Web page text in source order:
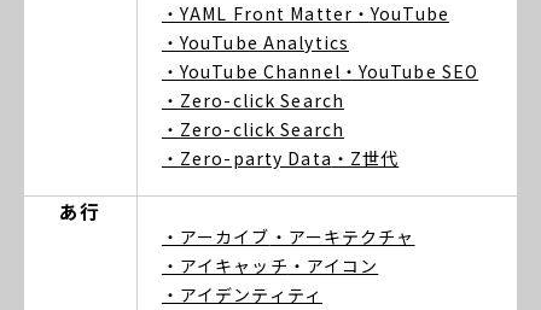
・YAML Front Matter ・YouTube
・YouTube Analytics
・YouTube Channel ・YouTube SEO
・Zero-click Search
・Zero-click Search
・Zero-party Data ・Z世代
あ行
・アーカイブ ・アーキテクチャ
・アイキャッチ ・アイコン
・アイデンティティ